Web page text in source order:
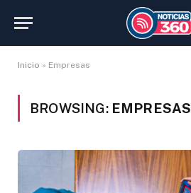
Inicio » Empresas
BROWSING: EMPRESAS